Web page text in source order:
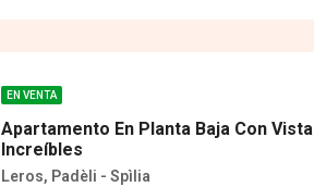
EN VENTA
Apartamento En Planta Baja Con
Increíbles
Leros, Padèli - Spìlia